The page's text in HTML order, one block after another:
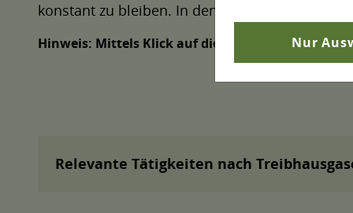
konstant zu bleiben. In den letzten Jahren
Hinweis: Mittels Klick auf die Legendeneinträge
Relevante Tätigkeiten nach
Nur